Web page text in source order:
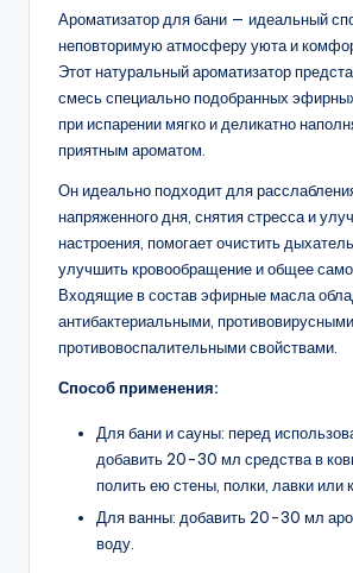
Ароматизатор для бани — идеальный
неповторимую атмосферу уюта и
Этот натуральный ароматизатор
смесь специально подобранных
при испарении мягко и деликатно
приятным ароматом.
Он идеально подходит для
напряженного дня, снятия стресса и
настроения, помогает очистить
улучшить кровообращение и общее
Входящие в состав эфирные масла
антибактериальными,
противовоспалительными свойствами.
Способ применения:
Для бани и сауны: перед
добавить 20-30 мл средства в
полить ею стены, полки, лавки или
Для ванны: добавить 20-30 мл
воду.